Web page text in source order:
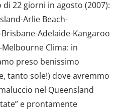
22 giorni in agosto (2007):
Arlie Beach-
Adelaide-Kangaroo
Clima: in
preso benissimo
tanto sole!) dove avremmo
nel Queensland
e prontamente